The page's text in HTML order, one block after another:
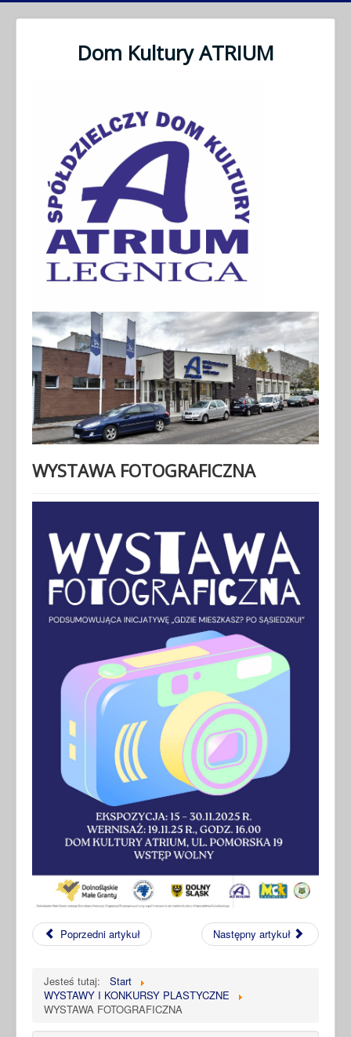
Dom Kultury ATRIUM
WYSTAWA FOTOGRAFICZNA
Poprzedni artykuł Następny artykuł
Jesteś tutaj:
Start
WYSTAWY I KONKURSY PLASTYCZNE
WYSTAWA FOTOGRAFICZNA